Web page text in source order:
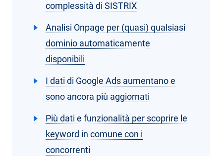
complessità di SISTRIX
Analisi Onpage per (quasi) qualsiasi
dominio automaticamente
disponibili
I dati di Google Ads aumentano e
sono ancora più aggiornati
Più dati e funzionalità per scoprire le
keyword in comune con i
concorrenti